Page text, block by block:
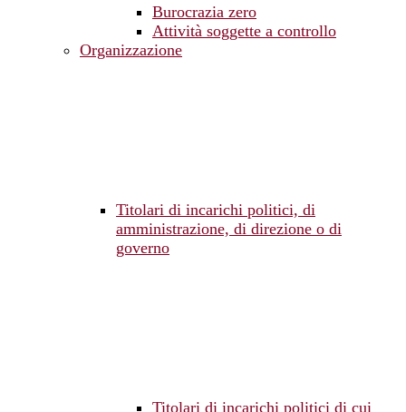
Burocrazia zero
Attività soggette a controllo
Organizzazione
Titolari di incarichi politici, di
amministrazione, di direzione o di
governo
Titolari di incarichi politici di cui